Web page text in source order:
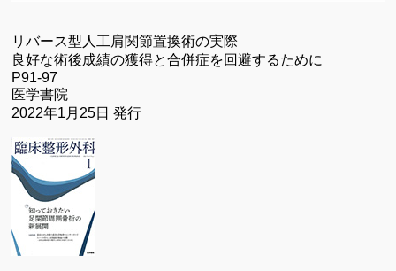
リバース型人工肩関節置換術の実際
良好な術後成績の獲得と合併症を回避するために
P91-97
医学書院
2022年1月25日 発行